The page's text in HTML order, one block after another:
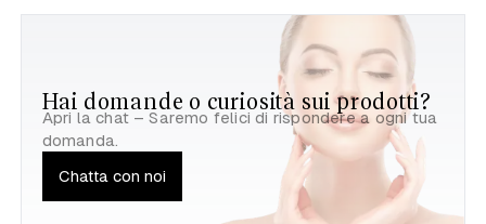
Hai domande o curiosità sui prodotti?
Apri la chat – Saremo felici di rispondere a ogni tua
domanda.
Chatta con noi